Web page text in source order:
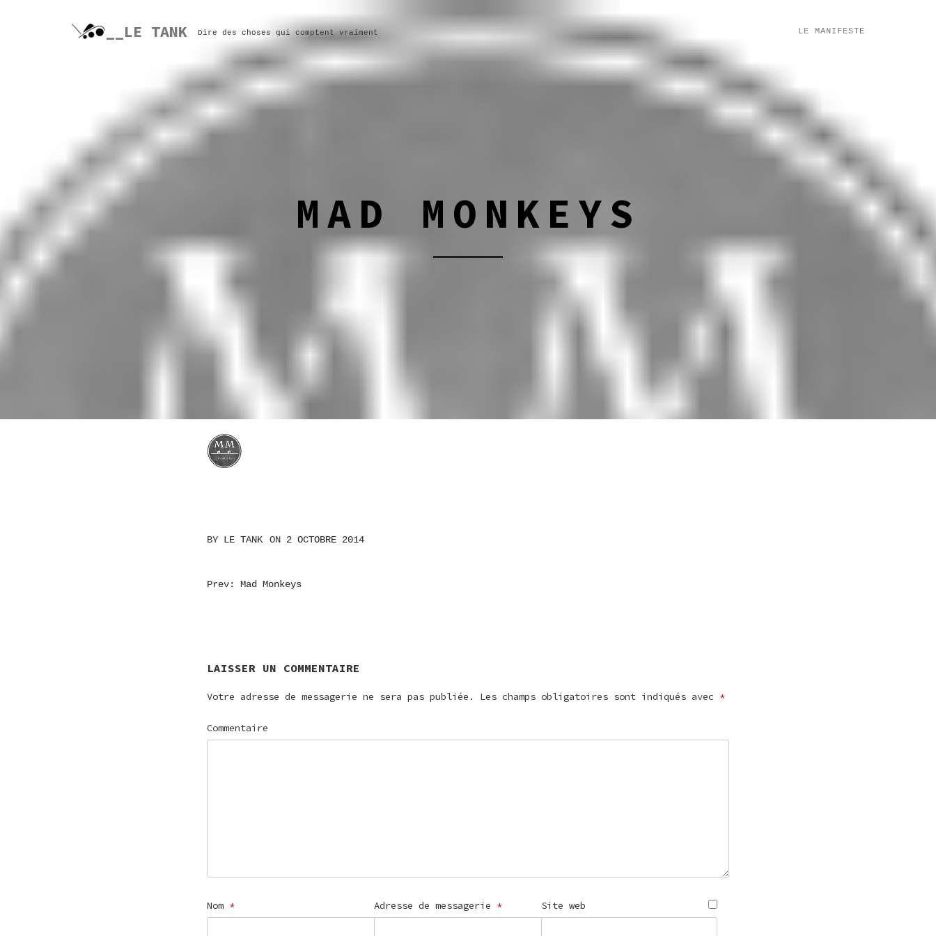
__LE TANK Dire des choses qui comptent vraiment LE MANIFESTE
MAD MONKEYS
BY LE TANK ON 2 OCTOBRE 2014
NAVIGATION
Prev: Mad Monkeys
LAISSER UN COMMENTAIRE
Votre adresse de messagerie ne sera pas publiée. Les champs obligatoires sont indiqués avec *
Commentaire
Nom * Adresse de messagerie * Site web